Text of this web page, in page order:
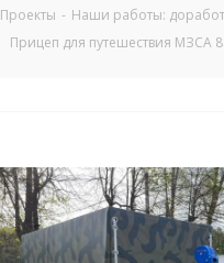
Проекты - Наши работы:
Прицеп для путешествия МЗСА